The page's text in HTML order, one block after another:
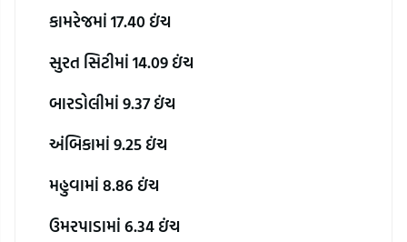
કામરેજમાં 17.40 ઇંચ
સુરત સિટીમાં 14.09 ઇંચ
બારડોલીમાં 9.37 ઇંચ
અંબિકામાં 9.25 ઇંચ
મહુવામાં 8.86 ઇંચ
ઉમરપાડામાં 6.34 ઇંચ